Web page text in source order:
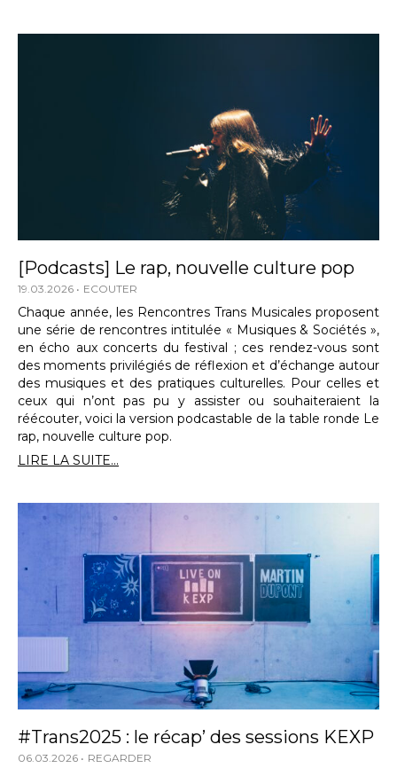
[Podcasts] Le rap, nouvelle culture pop
19.03.2026 ECOUTER
Chaque année, les Rencontres Trans Musicales proposent
une série de rencontres intitulée « Musiques & Sociétés »,
en écho aux concerts du festival ; ces rendez-vous sont
des moments privilégiés de réflexion et d’échange autour
des musiques et des pratiques culturelles. Pour celles et
ceux qui n’ont pas pu y assister ou souhaiteraient la
réécouter, voici la version podcastable de la table ronde Le
rap, nouvelle culture pop.
LIRE LA SUITE...
#Trans2025 : le récap’ des sessions KEXP
06.03.2026 REGARDER